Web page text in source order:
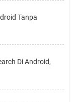
Tanpa
Di Android,